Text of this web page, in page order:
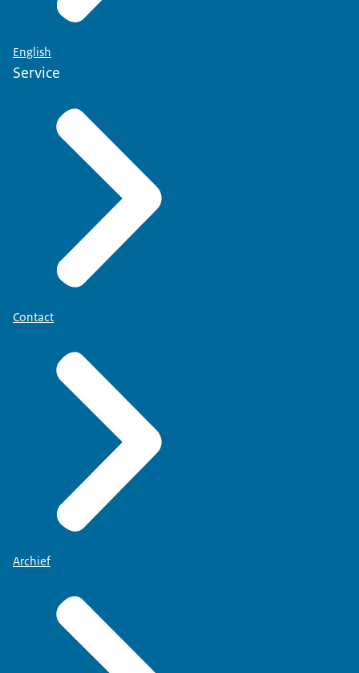
English
Service
Contact
Archief